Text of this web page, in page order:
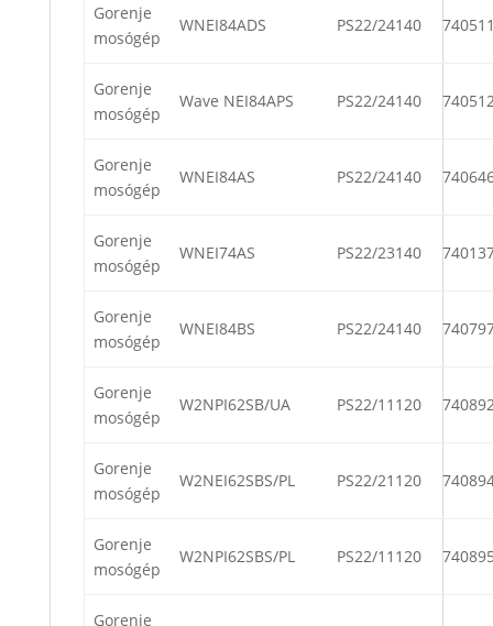
Gorenje
mosógép
WNEI84ADS PS22/24140
Gorenje
mosógép
Wave NEI84APS PS22/24140
Gorenje
mosógép
WNEI84AS PS22/24140
Gorenje
mosógép
WNEI74AS PS22/23140
Gorenje
mosógép
WNEI84BS PS22/24140
Gorenje
mosógép
W2NPI62SB/UA PS22/11120
Gorenje
mosógép
W2NEI62SBS/PL PS22/21120
Gorenje
mosógép
W2NPI62SBS/PL PS22/11120
Gorenje